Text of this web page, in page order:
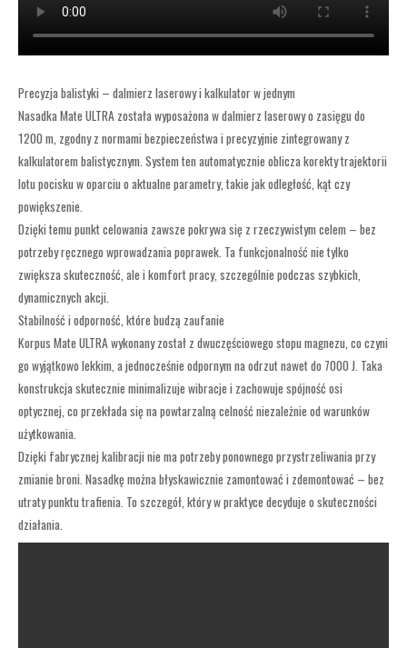
Precyzja balistyki – dalmierz laserowy i kalkulator w jednym
Nasadka Mate ULTRA została wyposażona w dalmierz laserowy o zasięgu do
1200 m, zgodny z normami bezpieczeństwa i precyzyjnie zintegrowany z
kalkulatorem balistycznym. System ten automatycznie oblicza korekty trajektorii
lotu pocisku w oparciu o aktualne parametry, takie jak odległość, kąt czy
powiększenie.
Dzięki temu punkt celowania zawsze pokrywa się z rzeczywistym celem – bez
potrzeby ręcznego wprowadzania poprawek. Ta funkcjonalność nie tylko
zwiększa skuteczność, ale i komfort pracy, szczególnie podczas szybkich,
dynamicznych akcji.
Stabilność i odporność, które budzą zaufanie
Korpus Mate ULTRA wykonany został z dwuczęściowego stopu magnezu, co czyni
go wyjątkowo lekkim, a jednocześnie odpornym na odrzut nawet do 7000 J. Taka
konstrukcja skutecznie minimalizuje wibracje i zachowuje spójność osi
optycznej, co przekłada się na powtarzalną celność niezależnie od warunków
użytkowania.
Dzięki fabrycznej kalibracji nie ma potrzeby ponownego przystrzeliwania przy
zmianie broni. Nasadkę można błyskawicznie zamontować i zdemontować – bez
utraty punktu trafienia. To szczegół, który w praktyce decyduje o skuteczności
działania.